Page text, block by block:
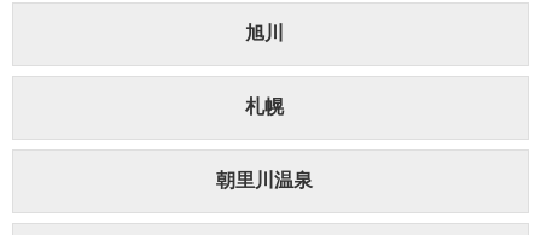
旭川
札幌
朝里川温泉